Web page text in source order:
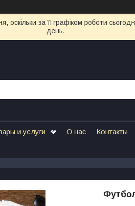
за її графіком роботи
день.
и услуги О нас Контакты